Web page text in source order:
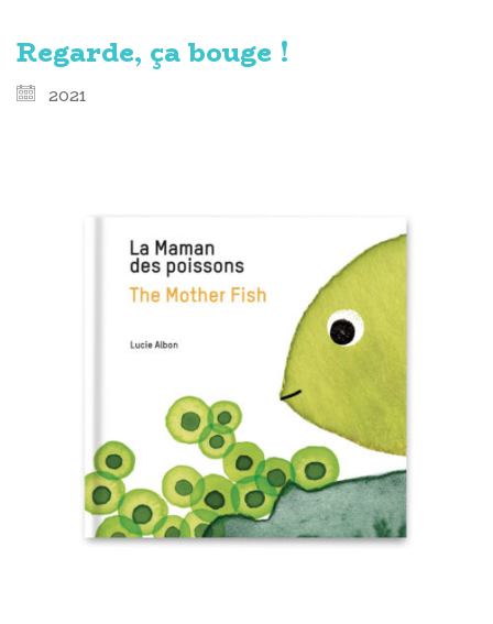
Regarde, ça bouge !
2021